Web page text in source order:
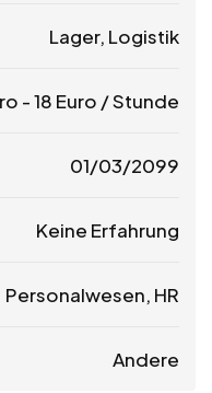
Lager, Logistik
-18 Euro / Stunde
01/03/2099
Keine Erfahrung
Personalwesen, HR
Andere